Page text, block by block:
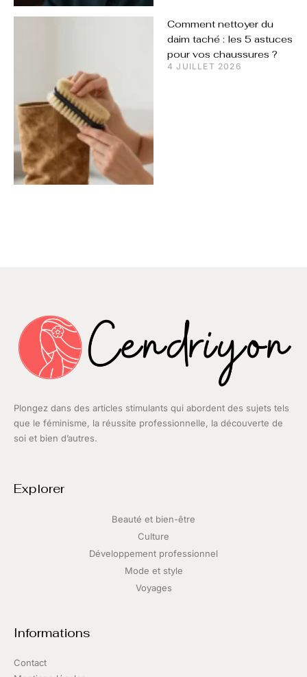
Comment nettoyer du
daim taché : les 5 astuces
pour vos chaussures ?
4 JUILLET 2026
Plongez dans des articles stimulants qui abordent des sujets tels
que le féminisme, la réussite professionnelle, la découverte de
soi et bien d’autres.
Explorer
Beauté et bien-être
Culture
Développement professionnel
Mode et style
Voyages
Informations
Contact